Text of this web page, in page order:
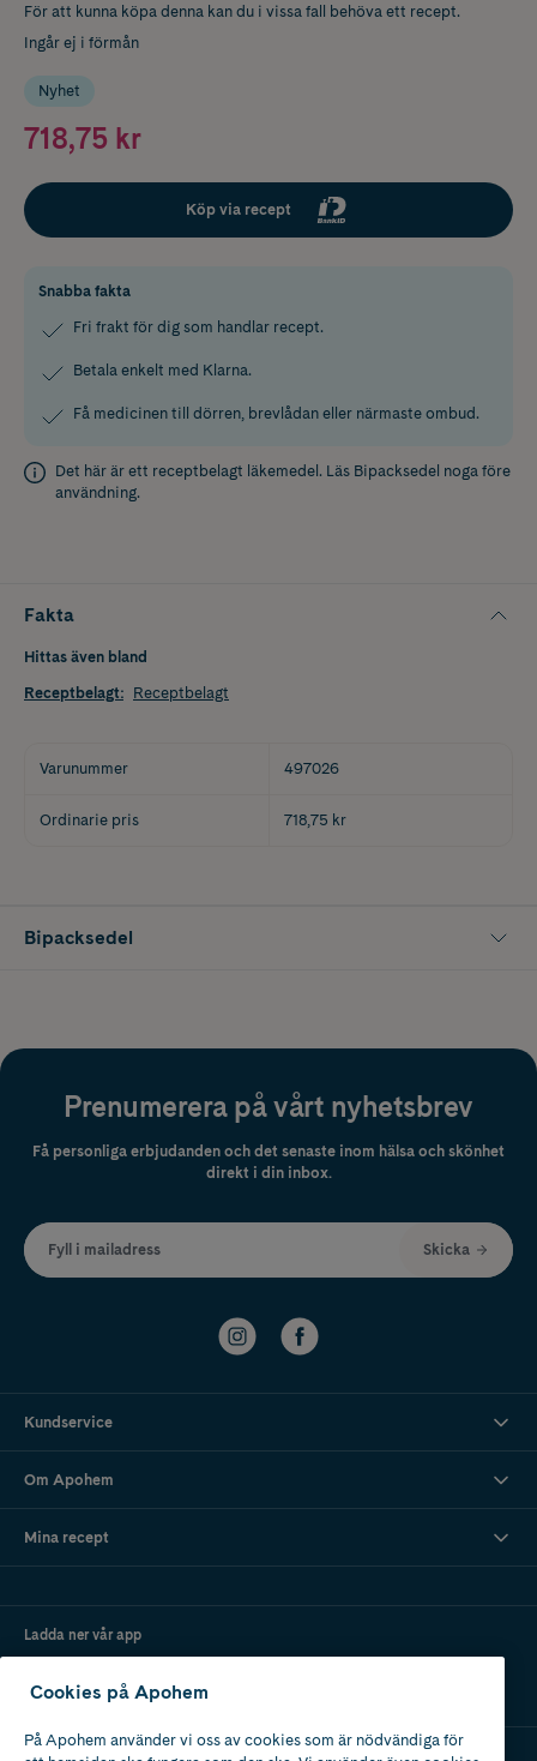
För att kunna köpa denna kan du i vissa fall behöva ett recept.
Ingår ej i förmån
Nyhet
718,75 kr
Köp via recept
Snabba fakta
Fri frakt för dig som handlar recept.
Betala enkelt med Klarna.
Få medicinen till dörren, brevlådan eller närmaste ombud.
Det här är ett receptbelagt läkemedel. Läs Bipacksedel noga före
användning.
Fakta
Hittas även bland
Receptbelagt: Receptbelagt
Varunummer 497026
Ordinarie pris 718,75 kr
Bipacksedel
Prenumerera på vårt nyhetsbrev
Få personliga erbjudanden och det senaste inom hälsa och skönhet
direkt i din inbox.
Fyll i mailadress Skicka
Kundservice
Om Apohem
Mina recept
Ladda ner vår app
Cookies på Apohem
På Apohem använder vi oss av cookies som är nödvändiga för